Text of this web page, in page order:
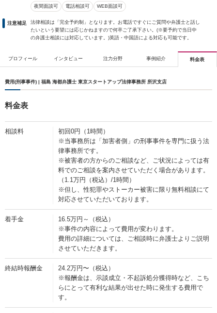
夜間面談可 電話相談可 WEB面談可
注意補足
法律相談は「完全予約制」となります。お電話ですぐにご質問や弁護士と話し
たいという要望には応じかねますので何卒ご了承下さい。(※要予約で当日中
の弁護士相談には対応しています。)英語・中国語による対応も可能です。
プロフィール インタビュー 注力分野 事例紹介 料金表
費用(刑事事件) | 福島 海都弁護士 東京スタートアップ法律事務所 所沢支店
料金表
相談料
初回0円（1時間）
※当事務所は「加害者側」の刑事事件を専門に扱う法
律事務所です。
※被害者の方からのご相談など、ご状況によっては有
料でのご相談を案内させていただく場合があります。
（1.1万円（税込）/1時間）
※但し、性犯罪やストーカー被害に限り無料相談にて
対応させていただいております。
着手金
16.5万円～（税込）
※事件の内容によって費用が変わります。
費用の詳細については、ご相談時に弁護士よりご説明
させていただきます。
終結時報酬金
24.2万円〜（税込）
※報酬金は、示談成立・不起訴処分獲得時など、こち
らにとって有利な結果が出せた時に発生する費用で
す。